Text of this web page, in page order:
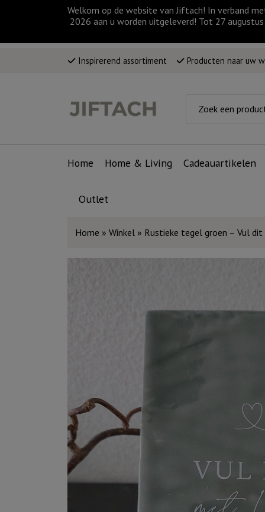
Welkom op de website van Jiftach! In verband
2026 aan u worden uitgeleverd! Tot 27
Inspirerend assortiment Producten naar uw
Home Home & Living Cadeauartikelen
Outlet
Home » Winkel » Rustieke tegel groen – Vul